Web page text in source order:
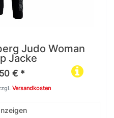
Judo Woman
Jacke
€ *
Versandkosten